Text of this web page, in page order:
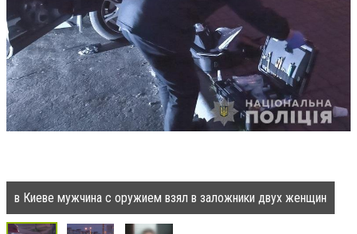
в Киеве мужчина с оружием взял в заложники двух женщин